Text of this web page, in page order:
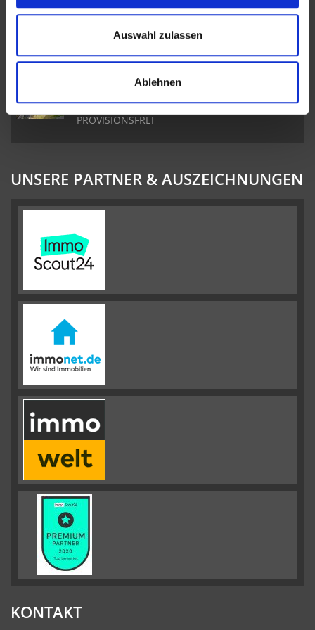
Auswahl zulassen
Ablehnen
Toller Garten I 3 Schlafzimmer & 2 Badezimmer
Stadtkyll I 2 Veranden I Carport I
PROVISIONSFREI
UNSERE PARTNER & AUSZEICHNUNGEN
KONTAKT